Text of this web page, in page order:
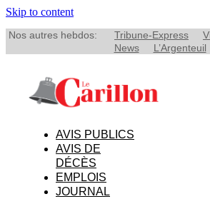
Skip to content
Nos autres hebdos: Tribune-Express
News
L’Argenteuil
AVIS PUBLICS
AVIS DE
DÉCÈS
EMPLOIS
JOURNAL